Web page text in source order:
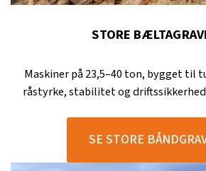
STORE
Maskiner på 23,5–40 ton, bygget til
råstyrke, stabilitet og
SE STORE